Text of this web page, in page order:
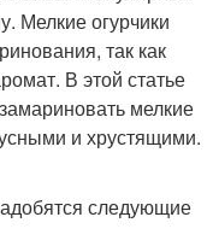
Мелкие огурчики
так как
В этой статье
мелкие
и хрустящими.
следующие